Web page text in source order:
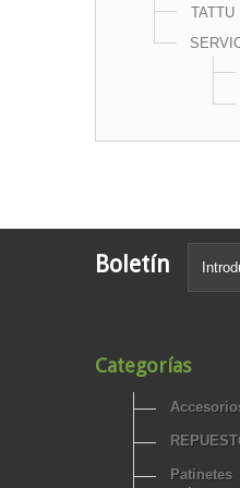
TATTU
Boletín
Categorías
Patinetes